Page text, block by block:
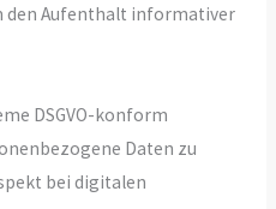
den Aufenthalt informativer
DSGVO-konform
Daten zu
bei digitalen